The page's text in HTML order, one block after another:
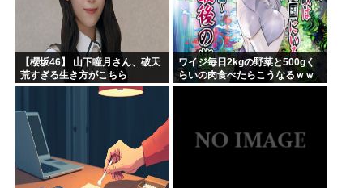
【櫻坂46】 山下瞳月さん、破天
荒すぎる生き方がこちら
ワイジ毎日2kgの野菜と500gく
らいの肉食べたらこうなるｗｗ
ｗ